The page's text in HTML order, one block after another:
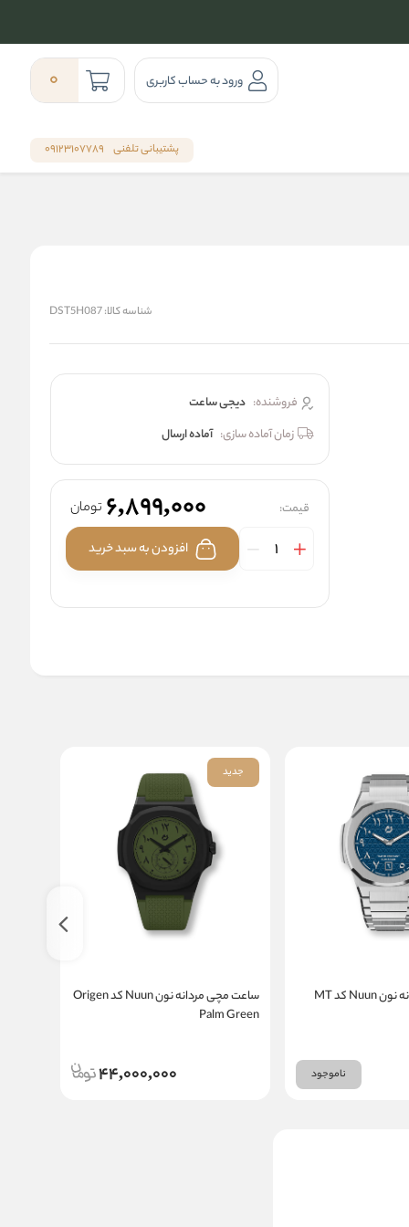
ورود به حساب کاربری 0
پشتیبانی تلفنی 09123107789
شناسه کالا:DST5H087
فروشنده: دیجی ساعت
زمان آماده سازی: آماده ارسال
قیمت: 6,899,000 تومان
افزودن به سبد خرید
ساعت مچی مردانه نون Nuun کد MT
ناموجود
جدید
ساعت مچی مردانه نون Nuun کد Origen
Palm Green
44,000,000